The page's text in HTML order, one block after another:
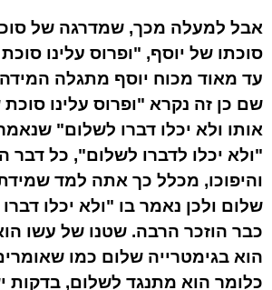
אבל למעלה מכך, שמדרגה של
סוכתו של יוסף, "ופרוס עלינו
עד מאוד מכוח יוסף מתגלה
שם כן זה נקרא "ופרוס עלינו
אותו ולא יכלו דברו לשלום"
"ולא יכלו לדברו לשלום", כל דבר
והיפוכו, מכלל כך אתה למד
שלום ולכן נאמר בו "ולא יכלו
כבר הוזכר הרבה. שטנו של עשו
הוא בגימטרייה שלום כמו
כלומר הוא מתנגד לשלום, בדקות